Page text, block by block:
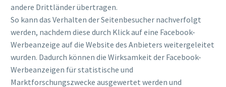
andere Drittländer übertragen.
So kann das Verhalten der Seitenbesucher nachverfolgt
werden, nachdem diese durch Klick auf eine Facebook-
Werbeanzeige auf die Website des Anbieters weitergeleitet
wurden. Dadurch können die Wirksamkeit der Facebook-
Werbeanzeigen für statistische und
Marktforschungszwecke ausgewertet werden und